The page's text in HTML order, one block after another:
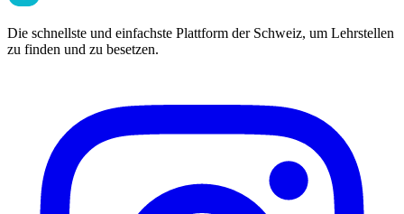
Die schnellste und einfachste Plattform der Schweiz, um Lehrstellen
zu finden und zu besetzen.